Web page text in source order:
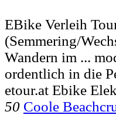
EBike Verleih
(Semmering/
Wandern im ...
ordentlich in die
etour.at Ebike
50 Coole